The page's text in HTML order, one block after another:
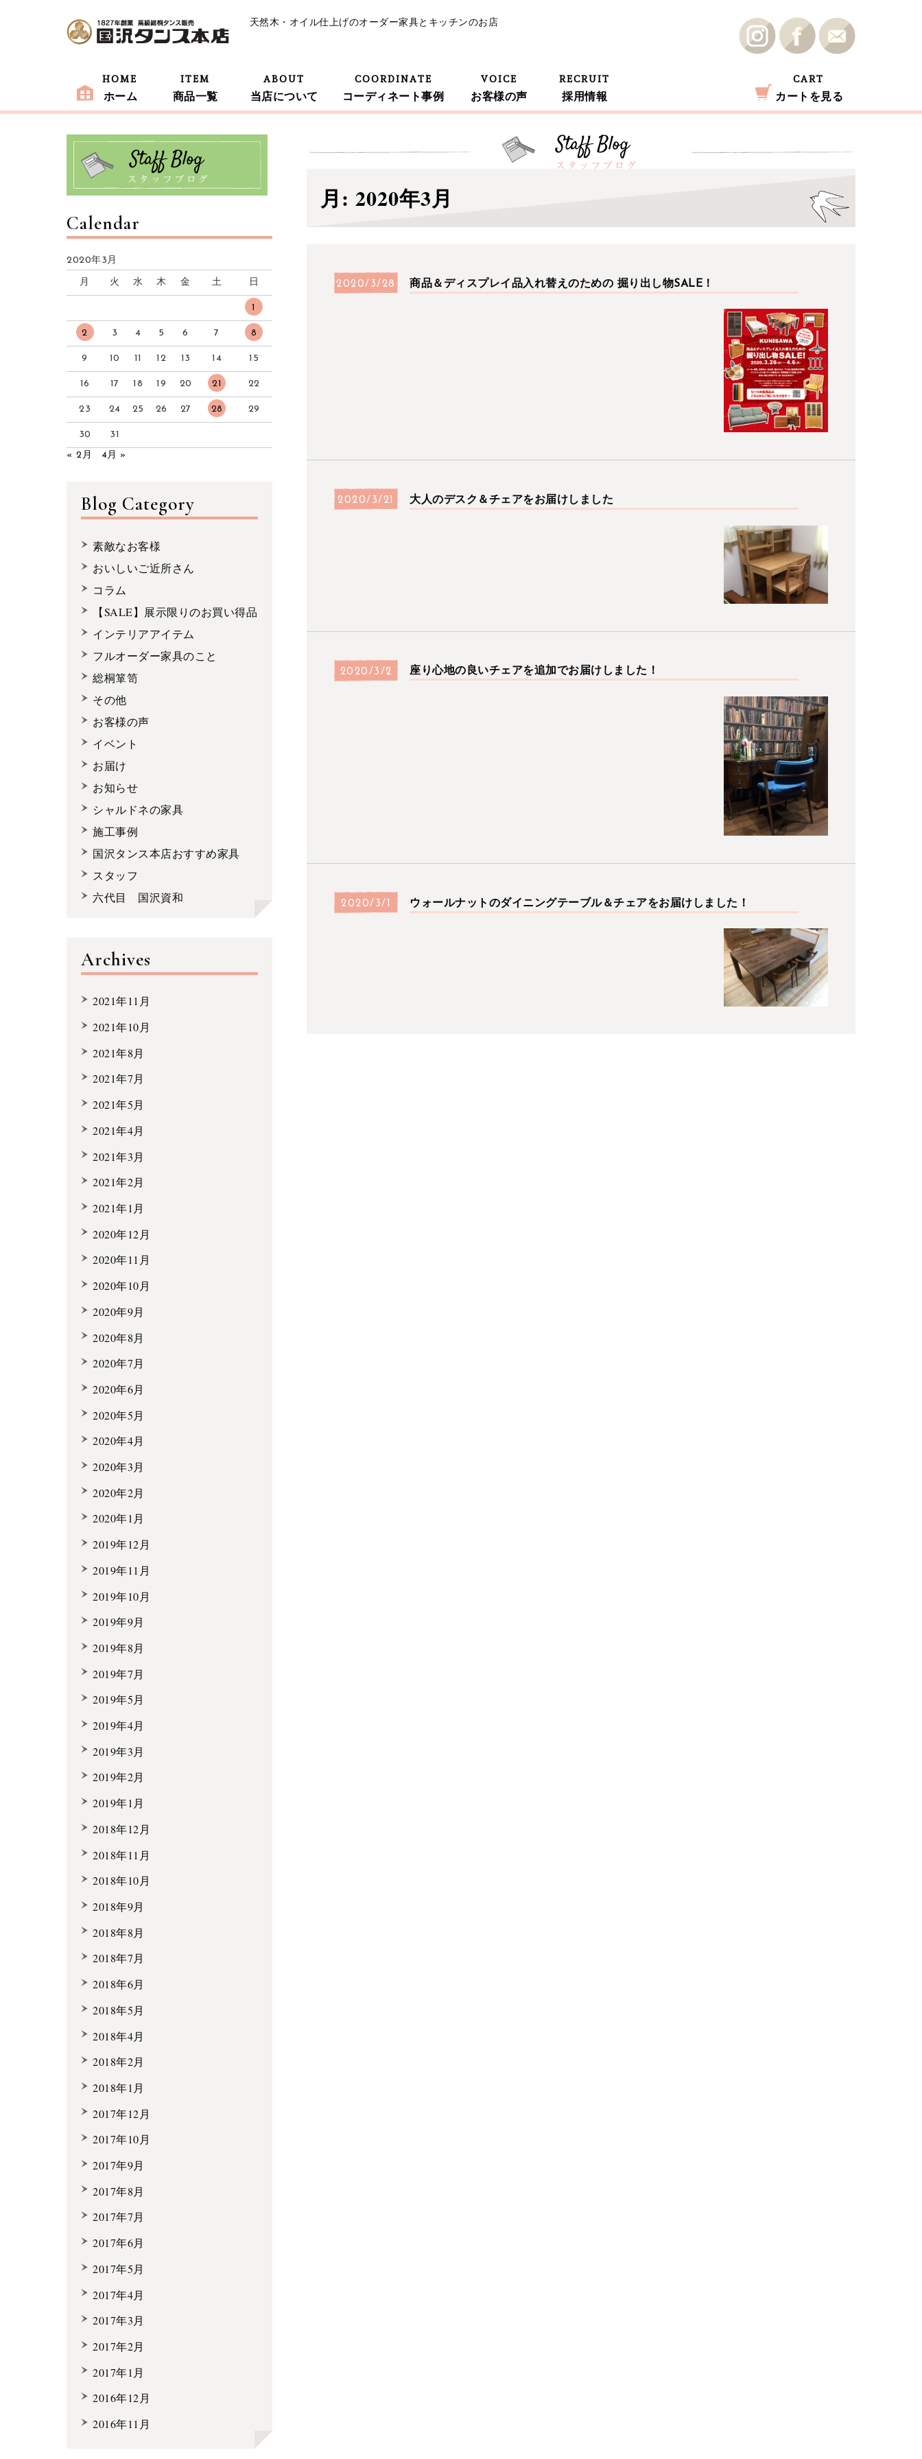
天然木・オイル仕上げのオーダー家具とキッチンのお店
ホーム
HOME
商品一覧
ITEM
当店について
ABOUT
コーディネート事例
COORDINATE
お客様の声
VOICE
採用情報
RECRUIT
カートを見る
CART
月: 2020年3月
2020/3/28 商品＆ディスプレイ品入れ替えのための 掘り出し物SALE！
2020/3/21 大人のデスク＆チェアをお届けしました
2020/3/2 座り心地の良いチェアを追加でお届けしました！
2020/3/1 ウォールナットのダイニングテーブル＆チェアをお届けしました！
Calendar
2020年3月
月 火 水 木 金 土 日
1
2 3 4 5 6 7 8
9 10 11 12 13 14 15
16 17 18 19 20 21 22
23 24 25 26 27 28 29
30
31
« 2月
4月 »
Blog Category
素敵なお客様
おいしいご近所さん
コラム
【SALE】展示限りのお買い得品
インテリアアイテム
フルオーダー家具のこと
総桐箪笥
その他
お客様の声
イベント
お届け
お知らせ
シャルドネの家具
施工事例
国沢タンス本店おすすめ家具
スタッフ
六代目 国沢資和
Archives
2021年11月
2021年10月
2021年8月
2021年7月
2021年5月
2021年4月
2021年3月
2021年2月
2021年1月
2020年12月
2020年11月
2020年10月
2020年9月
2020年8月
2020年7月
2020年6月
2020年5月
2020年4月
2020年3月
2020年2月
2020年1月
2019年12月
2019年11月
2019年10月
2019年9月
2019年8月
2019年7月
2019年5月
2019年4月
2019年3月
2019年2月
2019年1月
2018年12月
2018年11月
2018年10月
2018年9月
2018年8月
2018年7月
2018年6月
2018年5月
2018年4月
2018年2月
2018年1月
2017年12月
2017年10月
2017年9月
2017年8月
2017年7月
2017年6月
2017年5月
2017年4月
2017年3月
2017年2月
2017年1月
2016年12月
2016年11月